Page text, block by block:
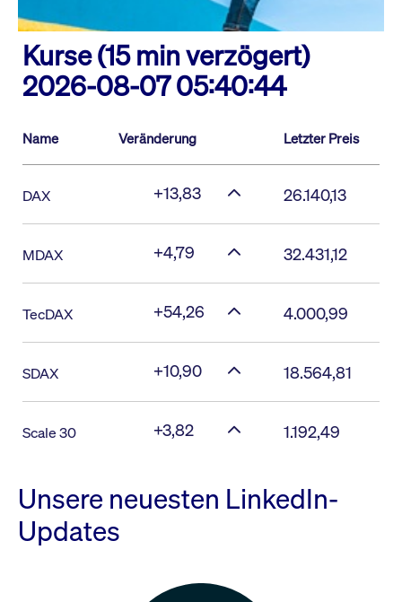
Kurse (15 min verzögert)
2026-08-07 05:40:44
Name Veränderung Letzter Preis
DAX +13,83 26.140,13
MDAX +4,79 32.431,12
TecDAX +54,26 4.000,99
SDAX +10,90 18.564,81
Scale 30 +3,82 1.192,49
Unsere neuesten LinkedIn-
Updates